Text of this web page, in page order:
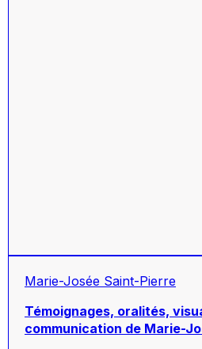
Marie-Josée Saint-Pierre
Témoignages, oralités,
communication de Marie-